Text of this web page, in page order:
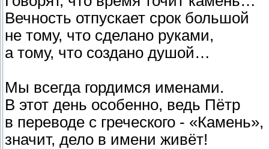
Вечность отпускает срок большой
не тому, что сделано руками,
а тому, что создано душой…
Мы всегда гордимся именами.
В этот день особенно, ведь Пётр
в переводе с греческого - «Камень»,
значит, дело в имени живёт!